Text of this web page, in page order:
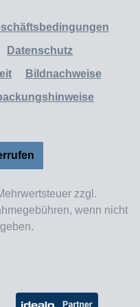
Datenschutz
Bildnachweise
zzgl.
wenn nicht